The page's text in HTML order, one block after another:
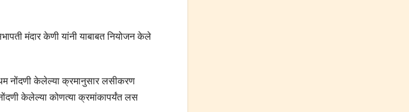
मंदार केणी यांनी याबाबत नियोजन केले
नोंदणी केलेल्या क्रमानुसार लसीकरण
केलेल्या कोणत्या क्रमांकापर्यंत लस